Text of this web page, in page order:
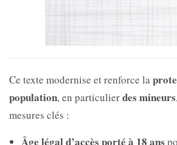
Ce texte modernise et renforce la
population, en particulierdes mineurs
mesures clés :
Âge légal d’accès porté à 18 ans